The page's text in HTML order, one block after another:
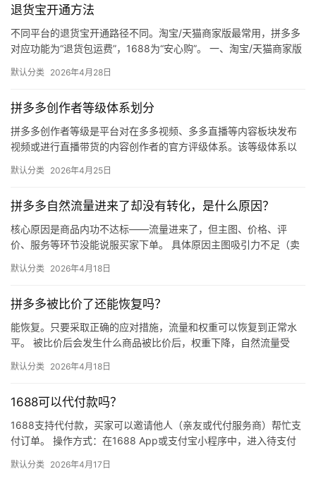
退货宝开通方法
不同平台的退货宝开通路径不同。淘宝/天猫商家版最常用，拼多多
对应功能为“退货包运费”，1688为“安心购”。 一、淘宝/天猫商家版
默认分类 2026年4月28日
拼多多创作者等级体系划分
拼多多创作者等级是平台对在多多视频、多多直播等内容板块发布
视频或进行直播带货的内容创作者的官方评级体系。该等级体系以
同等级…
默认分类 2026年4月25日
拼多多自然流量进来了却没有转化，是什么原因？
核心原因是商品内功不达标——流量进来了，但主图、价格、评
价、服务等环节没能说服买家下单。 具体原因主图吸引力不足（卖
评少、…
默认分类 2026年4月18日
拼多多被比价了还能恢复吗？
能恢复。只要采取正确的应对措施，流量和权重可以恢复到正常水
平。 被比价后会发生什么商品被比价后，权重下降，自然流量受
网价格…
默认分类 2026年4月18日
1688可以代付款吗？
1688支持代付款，买家可以邀请他人（亲友或代付服务商）帮忙支
付订单。 操作方式：在1688 App或支付宝小程序中，进入待支付
默认分类 2026年4月17日